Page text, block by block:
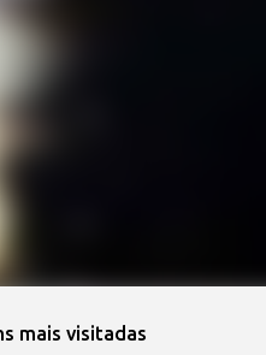
mais visitadas